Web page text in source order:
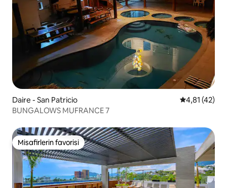
Daire - San Patricio 5 üzerinden
4,81 (42)
BUNGALOWS MUFRANCE 7
Misafirlerin favorisi
Misafirlerin favorisi